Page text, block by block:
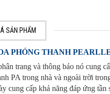
SẢN PHẨM
PHÓNG THANH
trang và thông báo nó cung
PA trong nhà và ngoài trời
cung cấp khả năng đáp ứng